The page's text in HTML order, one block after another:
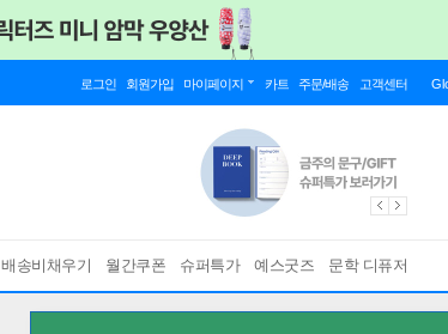
로그인 회원가입 마이페이지 카트 주문/배송 고객센터
배송비채우기 월간쿠폰 슈퍼특가 예스굿즈 문학 디퓨저